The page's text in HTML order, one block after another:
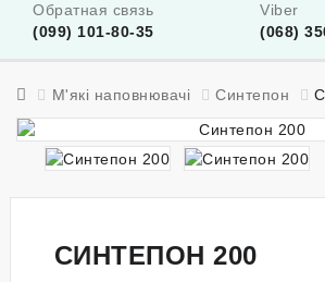
Обратная связь
(099) 101-80-35
Viber
(068)
М'які наповнювачі Синтепон
СИНТЕПОН 200